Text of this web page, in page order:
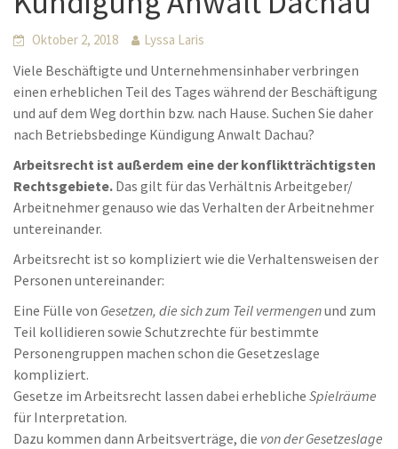
Oktober 2, 2018 Lyssa Laris
Viele Beschäftigte und Unternehmensinhaber verbringen
einen erheblichen Teil des Tages während der Beschäftigung
und auf dem Weg dorthin bzw. nach Hause. Suchen Sie daher
nach Betriebsbedinge Kündigung Anwalt Dachau?
Arbeitsrecht ist außerdem eine der konfliktträchtigsten
Rechtsgebiete. Das gilt für das Verhältnis Arbeitgeber/
Arbeitnehmer genauso wie das Verhalten der Arbeitnehmer
untereinander.
Arbeitsrecht ist so kompliziert wie die Verhaltensweisen der
Personen untereinander:
Eine Fülle von Gesetzen, die sich zum Teil vermengenund zum
Teil kollidieren sowie Schutzrechte für bestimmte
Personengruppen machen schon die Gesetzeslage
kompliziert.
Gesetze im Arbeitsrecht lassen dabei erhebliche Spielräume
für Interpretation.
Dazu kommen dann Arbeitsverträge, die von der Gesetzeslage